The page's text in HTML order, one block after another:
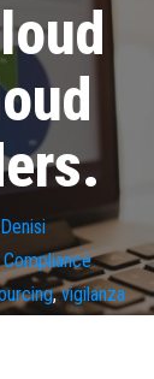
Compliance
,vigilanza